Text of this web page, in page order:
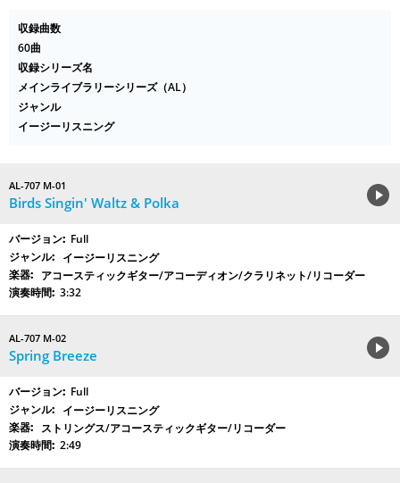
収録曲数
60曲
収録シリーズ名
メインライブラリーシリーズ（AL）
ジャンル
イージーリスニング
AL-707 M-01
Birds Singin' Waltz & Polka
Full
イージーリスニング
アコースティックギター/アコーディオン/クラリネット/リコーダー
3:32
AL-707 M-02
Spring Breeze
Full
イージーリスニング
ストリングス/アコースティックギター/リコーダー
2:49